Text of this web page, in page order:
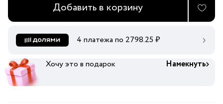
Добавить в корзину
4 платежа по 2798.25 ₽
Хочу это в подарок Намекнуть